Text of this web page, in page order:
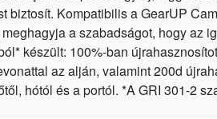
Kompatibilis a GearUP
a szabadságot, hogy az
készült: 100%-ban
az alján, valamint 200d
hótól és a portól. *A GRI 301-2